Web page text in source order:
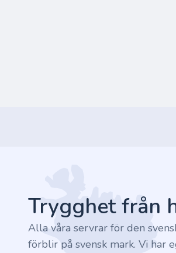
Trygghet från
Alla våra servrar för den
förblir på svensk mark. Vi har